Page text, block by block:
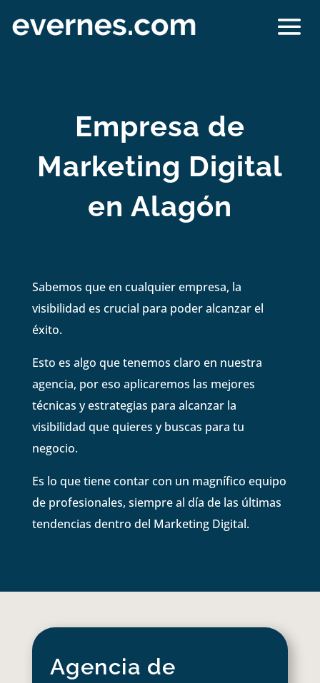
Empresa de
Marketing Digital
en Alagón
Sabemos que en cualquier empresa, la
visibilidad es crucial para poder alcanzar el
éxito.
Esto es algo que tenemos claro en nuestra
agencia, por eso aplicaremos las mejores
técnicas y estrategias para alcanzar la
visibilidad que quieres y buscas para tu
negocio.
Es lo que tiene contar con un magnífico equipo
de profesionales, siempre al día de las últimas
tendencias dentro del Marketing Digital.
Agencia de